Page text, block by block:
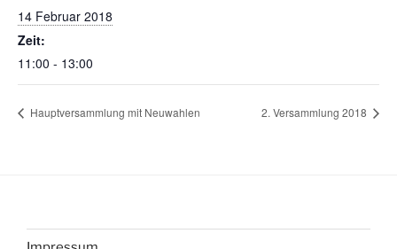
14 Februar 2018
Zeit:
11:00 - 13:00
Hauptversammlung mit Neuwahlen 2. Versammlung 2018